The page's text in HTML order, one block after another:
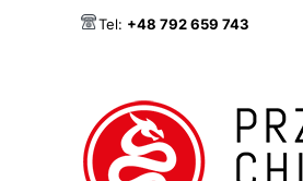
Tel: +48 792 659 743